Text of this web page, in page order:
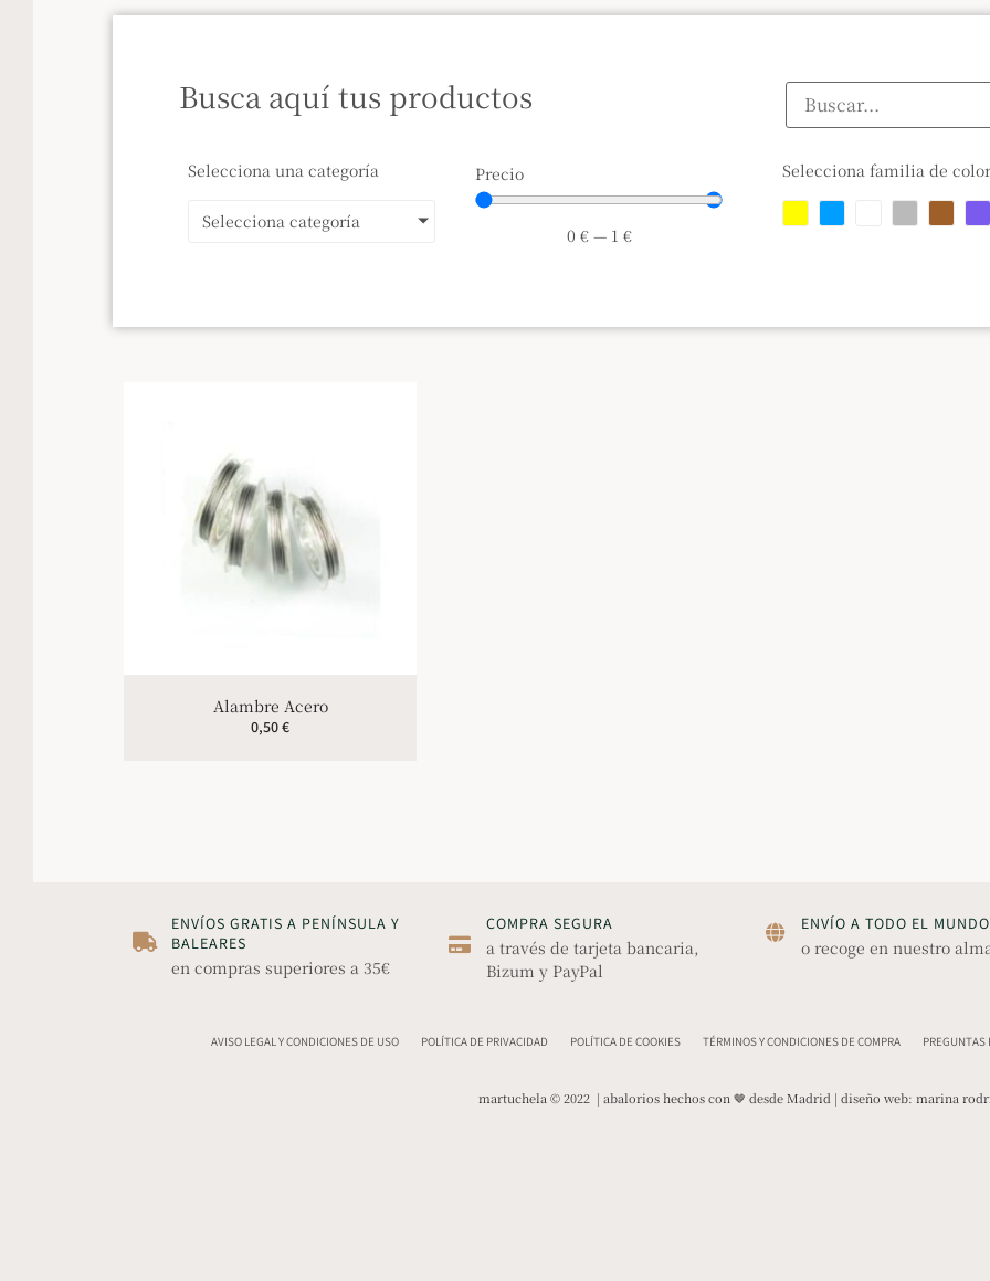
Busca aquí tus productos
Selecciona una categoría
Selecciona categoría
Precio
0 €— 1 €
Selecciona familia de
Alambre Acero
0,50€
ENVÍOS GRATIS A PENÍNSULA Y
BALEARES
en compras superiores a 35€
COMPRA SEGURA
a través de tarjeta bancaria,
Bizum y PayPal
ENVÍO A TODO EL MUNDO
o recoge en nuestro
AVISO LEGAL Y CONDICIONES DE USO POLÍTICA DE PRIVACIDAD POLÍTICA DE COOKIES TÉRMINOS Y CONDICIONES DE COMPRA PREGUNTAS
martuchela © 2022 | abalorios hechos con 🤎 desde Madrid | diseño web: marina